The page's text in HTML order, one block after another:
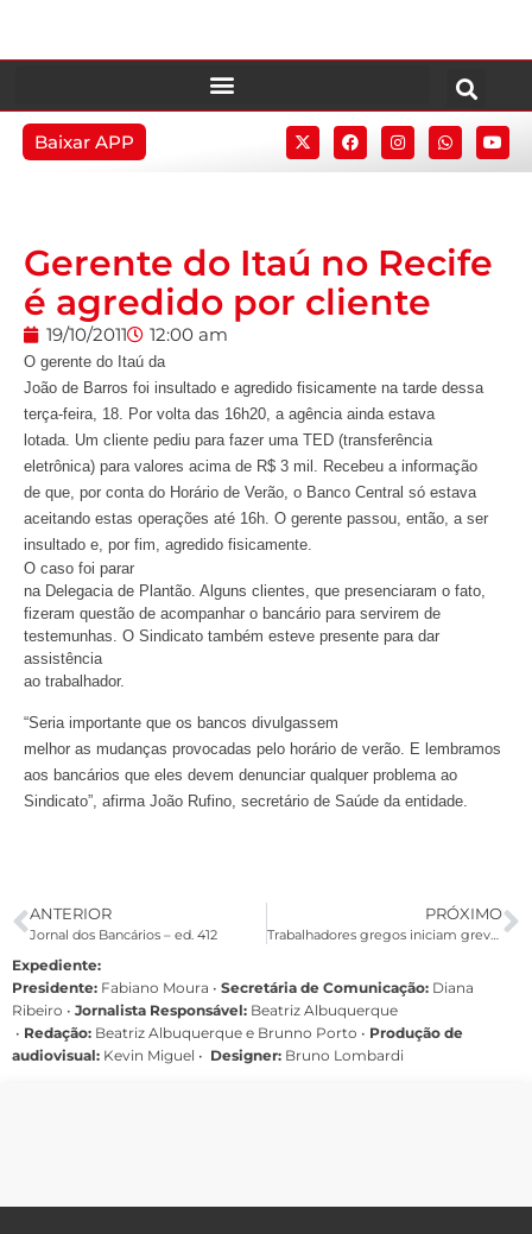
Baixar APP
Gerente do Itaú no Recife
é agredido por cliente
19/10/2011 12:00 am
O gerente do Itaú da
João de Barros foi insultado e agredido fisicamente na tarde dessa
terça-feira, 18. Por volta das 16h20, a agência ainda estava
lotada. Um cliente pediu para fazer uma TED (transferência
eletrônica) para valores acima de R$ 3 mil. Recebeu a informação
de que, por conta do Horário de Verão, o Banco Central só estava
aceitando estas operações até 16h. O gerente passou, então, a ser
insultado e, por fim, agredido fisicamente.
O caso foi parar
na Delegacia de Plantão. Alguns clientes, que presenciaram o fato,
fizeram questão de acompanhar o bancário para servirem de
testemunhas. O Sindicato também esteve presente para dar
assistência
ao trabalhador.
“Seria importante que os bancos divulgassem
melhor as mudanças provocadas pelo horário de verão. E lembramos
aos bancários que eles devem denunciar qualquer problema ao
Sindicato”, afirma João Rufino, secretário de Saúde da entidade.
ANTERIOR
Jornal dos Bancários – ed. 412
PRÓXIMO
Trabalhadores gregos iniciam greve geral contra redução de gastos públicos
Expediente:
Presidente: Fabiano Moura • Secretária de Comunicação: Diana
Ribeiro • Jornalista Responsável: Beatriz Albuquerque
• Redação: Beatriz Albuquerque e Brunno Porto • Produção de
audiovisual: Kevin Miguel • Designer: Bruno Lombardi